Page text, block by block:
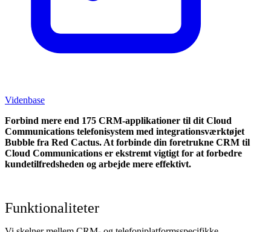
Videnbase
Forbind mere end 175 CRM-applikationer til dit Cloud
Communications telefonisystem med integrationsværktøjet
Bubble fra Red Cactus. At forbinde din foretrukne CRM til
Cloud Communications er ekstremt vigtigt for at forbedre
kundetilfredsheden og arbejde mere effektivt.
Funktionaliteter